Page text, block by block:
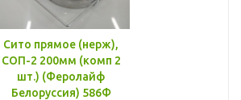
Сито прямое (нерж),
СОП-2 200мм (комп 2
шт.) (Феролайф
Белоруссия) 586Ф